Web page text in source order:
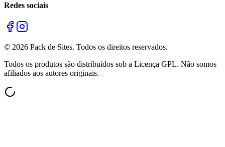
Redes sociais
© 2026 Pack de Sites. Todos os direitos reservados.
Todos os produtos são distribuídos sob a Licença GPL. Não somos
afiliados aos autores originais.